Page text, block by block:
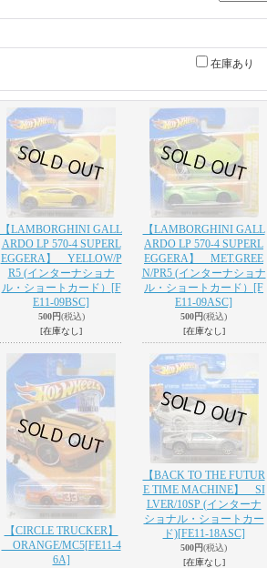
在庫あり
【LAMBORGHINI GALL
ARDO LP 570-4 SUPERL
EGGERA】 YELLOW/P
R5 (インターナショナ
ル・ショートカード） [F
E11-09BSC]
500円(税込)
[在庫なし]
【LAMBORGHINI GALL
ARDO LP 570-4 SUPERL
EGGERA】 MET.GREE
N/PR5 (インターナショナ
ル・ショートカード） [F
E11-09ASC]
500円(税込)
[在庫なし]
【CIRCLE TRUCKER】
ORANGE/MC5[FE11-4
6A]
【BACK TO THE FUTUR
E TIME MACHINE】 SI
LVER/10SP (インターナ
ショナル・ショートカー
ド)[FE11-18ASC]
500円(税込)
[在庫なし]